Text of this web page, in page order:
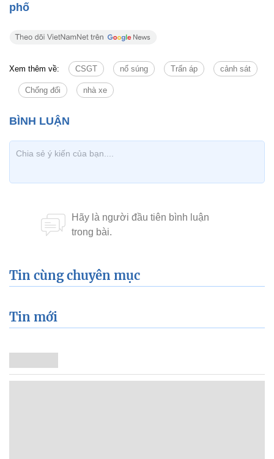
phố
Xem thêm về: CSGT nổ súng Trấn áp cảnh sát
Chống đối nhà xe
Tin cùng chuyên mục
Tin mới